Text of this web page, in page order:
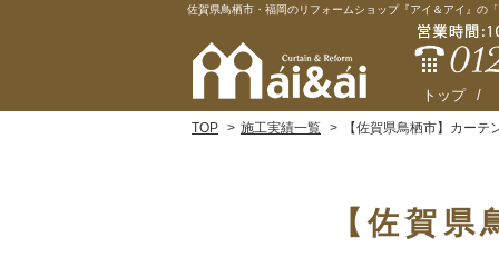
佐賀県鳥栖市・福岡のリフォームショップ『アイ＆アイ』の
トップ
TOP 施工実績一覧 【佐賀県鳥栖市】カー
【佐賀